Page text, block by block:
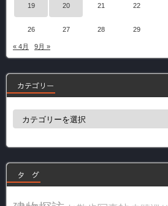
19 20 21 22
26 27 28 29
« 4月 9月 »
カテゴリー
カ
ー
タ グ